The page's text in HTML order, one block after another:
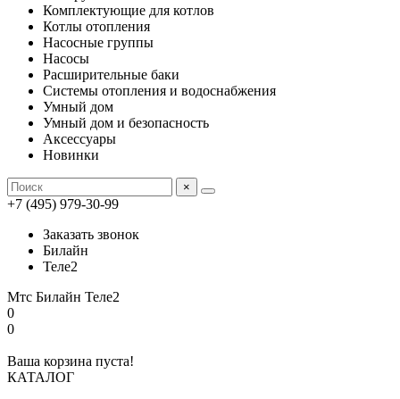
Комплектующие для котлов
Котлы отопления
Насосные группы
Насосы
Расширительные баки
Системы отопления и водоснабжения
Умный дом
Умный дом и безопасность
Аксессуары
Новинки
×
+7 (495) 979-30-99
Заказать звонок
Билайн
Теле2
Мтс Билайн Теле2
0
0
Ваша корзина пуста!
КАТАЛОГ